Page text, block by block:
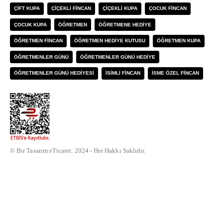
ÇIFT KUPA ÇIÇEKLI FINCAN ÇIÇEKLI KUPA ÇOCUK FINCAN
ÇOCUK KUPA ÖĞRETMEN ÖĞRETMENE HEDIYE
ÖĞRETMEN FINCAN ÖĞRETMEN HEDIYE KUTUSU ÖĞRETMEN KUPA
ÖĞRETMENLER GÜNÜ ÖĞRETMENLER GÜNÜ HEDIYE
ÖĞRETMENLER GÜNÜ HEDIYESI İSIMLI FINCAN İSME ÖZEL FINCAN
© Bir Tasarım eTicaret. 2024 - Her Hakkı Saklıdır.